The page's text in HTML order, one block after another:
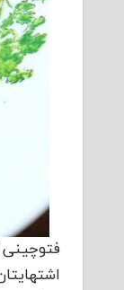
فتوچینی